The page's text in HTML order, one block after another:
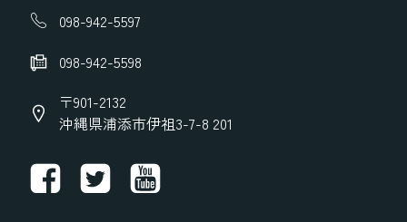
098-942-5597
098-942-5598
〒901-2132
沖縄県浦添市伊祖3-7-8 201